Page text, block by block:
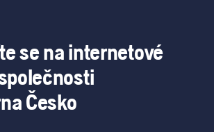
se na internetové
Česko